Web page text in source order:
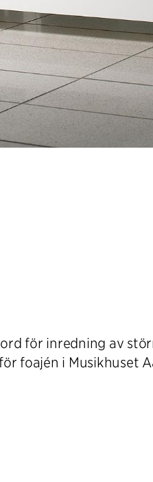
för inredning av
foajén i Musikhuset